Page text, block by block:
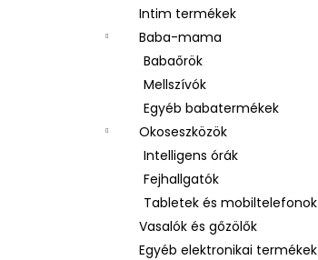
Intim termékek
Baba-mama
Babaőrök
Mellszívók
Egyéb babatermékek
Okoseszközök
Intelligens órák
Fejhallgatók
Tabletek és mobiltelefonok
Vasalók és gőzölők
Egyéb elektronikai termékek